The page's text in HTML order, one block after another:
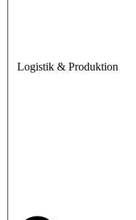
Logistik & Produktion